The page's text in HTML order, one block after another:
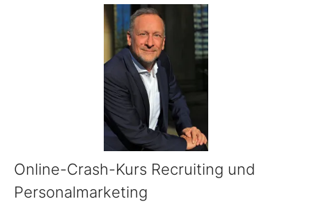
Online-Crash-Kurs Recruiting und
Personalmarketing